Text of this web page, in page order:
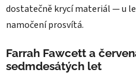
dostatečně krycí materiál — u
namočení prosvítá.
Farrah Fawcett a
sedmdesátých let